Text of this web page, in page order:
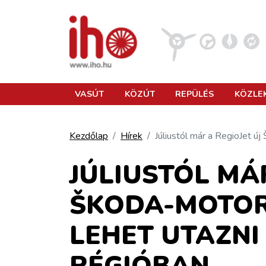
KÖZLEKEDÉSFEJLESZTÉS
ELLÁTÁSI LÁNC
VASÚT KÖZÚT REPÜLÉS
Kezdőlap Hírek Júliustól már a RegioJet
JÚLIUSTÓL
ŠKODA-
LEHET